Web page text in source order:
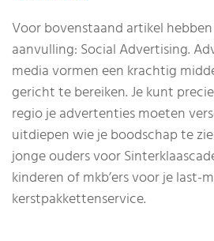
Voor bovenstaand artikel
aanvulling: Social Advertising.
media vormen een krachtig
gericht te bereiken. Je kunt
regio je advertenties moeten
uitdiepen wie je boodschap te
jonge ouders voor
kinderen of mkb’ers voor je last-
kerstpakkettenservice.